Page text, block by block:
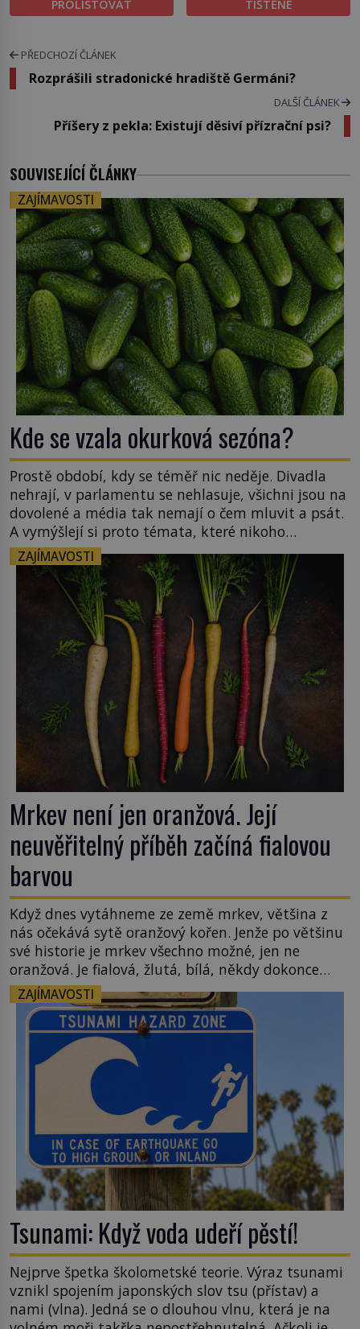
PROLISTOVAT
TIŠTĚNÉ
PŘEDCHOZÍ ČLÁNEK
Rozprášili stradonické hradiště Germáni?
DALŠÍ ČLÁNEK
Příšery z pekla: Existují děsiví přízrační psi?
SOUVISEJÍCÍ ČLÁNKY
ZAJÍMAVOSTI
Kde se vzala okurková sezóna?
Prostě období, kdy se téměř nic neděje. Divadla
nehrají, v parlamentu se nehlasuje, všichni jsou na
dovolené a média tak nemají o čem mluvit a psát.
A vymýšlejí si proto témata, které nikoho
nezajímají. Proč je však ona letní doba spojovaná
zrovna s okurkami? Okurkovou sezónu známe už
od poloviny 19. století, ovšem jako Češi […]
ZAJÍMAVOSTI
Mrkev není jen oranžová. Její
neuvěřitelný příběh začíná fialovou
barvou
Když dnes vytáhneme ze země mrkev, většina z
nás očekává sytě oranžový kořen. Jenže po většinu
své historie je mrkev všechno možné, jen ne
oranžová. Je fialová, žlutá, bílá, někdy dokonce
téměř černá. Až díky stovkám let pečlivého
šlechtění se z ní stává zelenina, bez které si českou
zahradu ani nedokážeme představit. Její příběh je
ZAJÍMAVOSTI
Tsunami: Když voda udeří pěstí!
Nejprve špetka školometské teorie. Výraz tsunami
vznikl spojením japonských slov tsu (přístav) a
nami (vlna). Jedná se o dlouhou vlnu, která je na